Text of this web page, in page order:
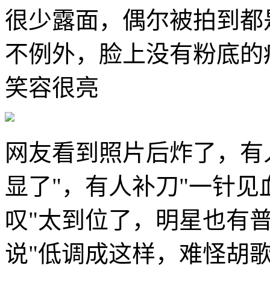
很少露面，偶尔被拍到
不例外，脸上没有粉底
笑容很亮
网友看到照片后炸了，
显了"，有人补刀"一针
叹"太到位了，明星也有
说"低调成这样，难怪胡